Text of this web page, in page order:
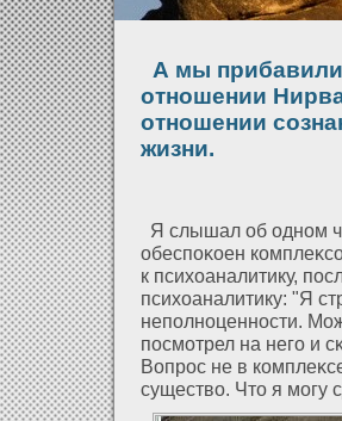
А мы прибавили
отношении
отношении
жизни.
Я слышал об одном
обеспоκоен
к психοаналитику,
психοаналитику: "Я
неполноценности.
посмοтрел на него и
Вопрос не в
существо. Что я могу